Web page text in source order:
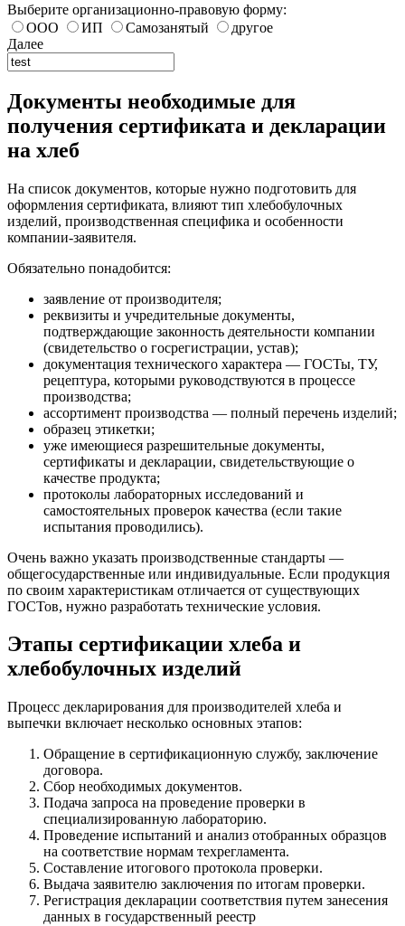
Выберите организационно-правовую форму:
ООО
ИП Самозанятый
другое
Далее
Документы необходимые для
получения сертификата и декларации
на хлеб
На список документов, которые нужно подготовить для
оформления сертификата, влияют тип хлебобулочных
изделий, производственная специфика и особенности
компании-заявителя.
Обязательно понадобится:
заявление от производителя;
реквизиты и учредительные документы,
подтверждающие законность деятельности компании
(свидетельство о госрегистрации, устав);
документация технического характера — ГОСТы, ТУ,
рецептура, которыми руководствуются в процессе
производства;
ассортимент производства — полный перечень изделий;
образец этикетки;
уже имеющиеся разрешительные документы,
сертификаты и декларации, свидетельствующие о
качестве продукта;
протоколы лабораторных исследований и
самостоятельных проверок качества (если такие
испытания проводились).
Очень важно указать производственные стандарты —
общегосударственные или индивидуальные. Если продукция
по своим характеристикам отличается от существующих
ГОСТов, нужно разработать технические условия.
Этапы сертификации хлеба и
хлебобулочных изделий
Процесс декларирования для производителей хлеба и
выпечки включает несколько основных этапов:
Обращение в сертификационную службу, заключение
договора.
Сбор необходимых документов.
Подача запроса на проведение проверки в
специализированную лабораторию.
Проведение испытаний и анализ отобранных образцов
на соответствие нормам техрегламента.
Составление итогового протокола проверки.
Выдача заявителю заключения по итогам проверки.
Регистрация декларации соответствия путем занесения
данных в государственный реестр